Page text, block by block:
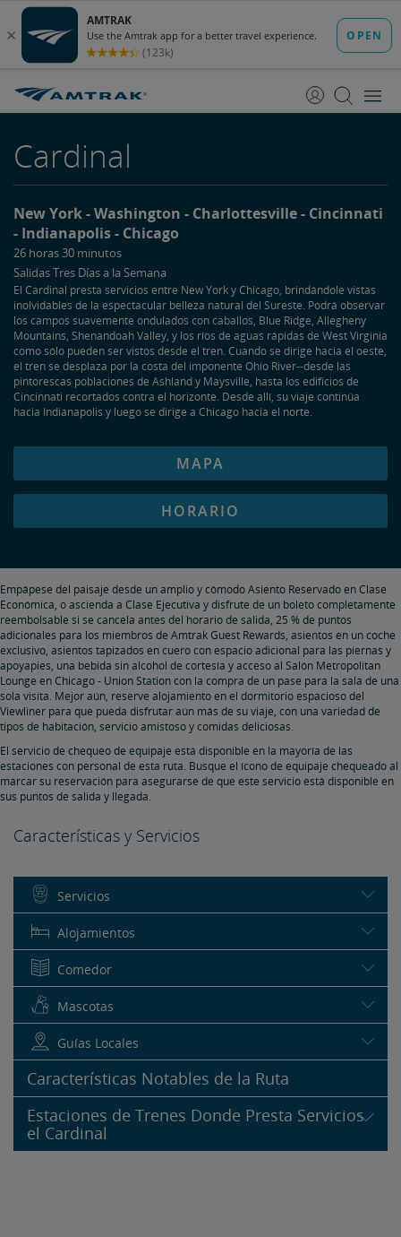
Contenido
Navegación
Cardinal
New York Washington Charlottesville
Cincinnati
Indianapolis
Chicago
26 horas 30 minutos
Salidas Tres Días a la Semana
El Cardinal presta servicios entre New York y Chicago, brindándole vistas
inolvidables de la espectacular belleza natural del Sureste. Podrá observar
los campos suavemente ondulados con caballos, Blue Ridge, Allegheny
Mountains, Shenandoah Valley, y los ríos de aguas rápidas de West Virginia
como sólo pueden ser vistos desde el tren. Cuando se dirige hacia el oeste,
el tren se desplaza por la costa del imponente Ohio River--desde las
pintorescas poblaciones de Ashland y Maysville, hasta los edificios de
Cincinnati recortados contra el horizonte. Desde allí, su viaje continúa
hacia Indianapolis y luego se dirige a Chicago hacia el norte.
MAPA
HORARIO
Empápese del paisaje desde un amplio y cómodo Asiento Reservado en Clase
Económica, o ascienda a Clase Ejecutiva y disfrute de un boleto completamente
reembolsable si se cancela antes del horario de salida, 25 % de puntos
adicionales para los miembros de Amtrak Guest Rewards, asientos en un coche
exclusivo, asientos tapizados en cuero con espacio adicional para las piernas y
apoyapies, una bebida sin alcohol de cortesía y acceso al Salón Metropolitan
Lounge en Chicago - Union Station con la compra de un pase para la sala de una
sola visita. Mejor aún, reserve alojamiento en el dormitorio espacioso del
Viewliner para que pueda disfrutar aún más de su viaje, con una variedad de
tipos de habitación, servicio amistoso y comidas deliciosas.
El servicio de chequeo de equipaje está disponible en la mayoría de las
estaciones con personal de esta ruta. Busque el ícono de equipaje chequeado al
marcar su reservación para asegurarse de que este servicio está disponible en
sus puntos de salida y llegada.
Características y Servicios
Servicios
Alojamientos
Comedor
Mascotas
Guías Locales
Características Notables de la Ruta
Estaciones de Trenes Donde Presta Servicios
el Cardinal